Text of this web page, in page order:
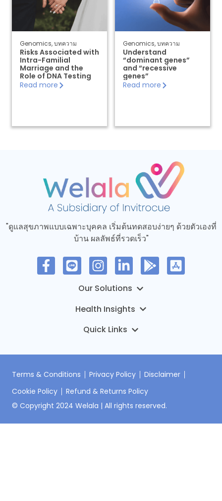
Genomics,บทความ
Risks Associated with
Intra-Familial
Marriage and the
Role of DNA Testing
Read more
Genomics,บทความ
Understand
“dominant genes”
and “recessive
genes”
Read more
"ดูแลสุขภาพแบบเฉพาะบุคคล เริ่มต้นทดสอบง่ายๆ ด้วยตัวเองที่
บ้าน ผลลัพธ์ที่รวดเร็ว"
MyTruHealth – การทดสอบทางอีพิเจเนติกส์
HI-Mice Welala Pharmacology Service
ข่าว
เกี่ยวกับเรา
ติดต่อเรา
เข้าสู่ระบบ
ลงทะเบียนชุดตรวจ
© Copyright 2024 Welala | All rights reserved.
Terms & Conditions Privacy Policy
Disclaimer
Cookie Policy
Refund & Returns Policy